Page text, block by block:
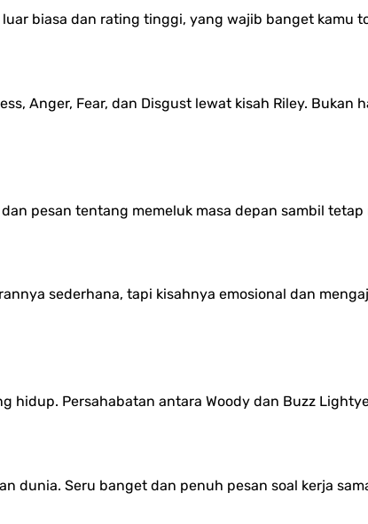
biasa dan rating tinggi, yang wajib banget kamu
Anger, Fear, dan Disgust lewat kisah Riley. Bukan
pesan tentang memeluk masa depan sambil
sederhana, tapi kisahnya emosional dan
hidup. Persahabatan antara Woody dan Buzz
dunia. Seru banget dan penuh pesan soal kerja